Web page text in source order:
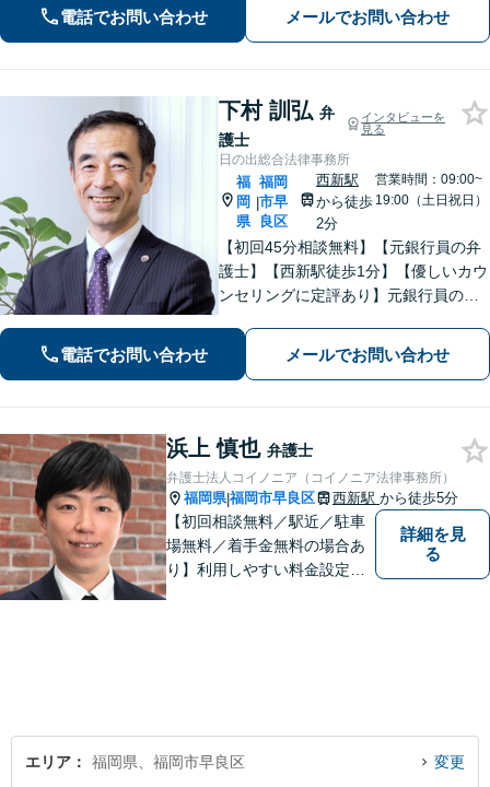
解決方法や選択肢の提示をいたします
電話でお問い合わせ メールでお問い合わせ
下村 訓弘 弁
護士
インタビューを
見る
日の出総合法律事務所
福
岡
県
|
福岡
市早
良区
西新駅
から徒歩
2分
営業時間：09:00~
19:00（土日祝日）
【初回45分相談無料】【元銀行員の弁
護士】【西新駅徒歩1分】【優しいカウ
ンセリングに定評あり】元銀行員のノ
理／労働雇用／企業法務／債権回収か
ら離婚問題までサポートします。経営
電話でお問い合わせ メールでお問い合わせ
浜上 慎也 弁護士
弁護士法人コイノニア（コイノニア法律事務所）
福岡県|福岡市早良区 西新駅 から徒歩5分
【初回相談無料／駅近／駐車
場無料／着手金無料の場合あ
り】利用しやすい料金設定に
す。
詳細を見
る
エリア 福岡県、福岡市早良区 変更